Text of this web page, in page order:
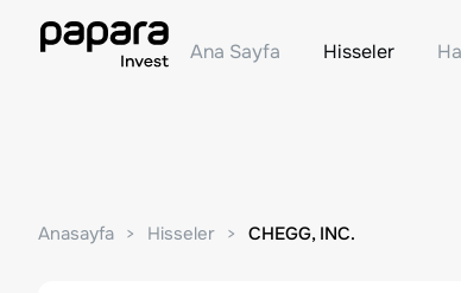
Ana Sayfa Hisseler
Anasayfa Hisseler CHEGG, INC.